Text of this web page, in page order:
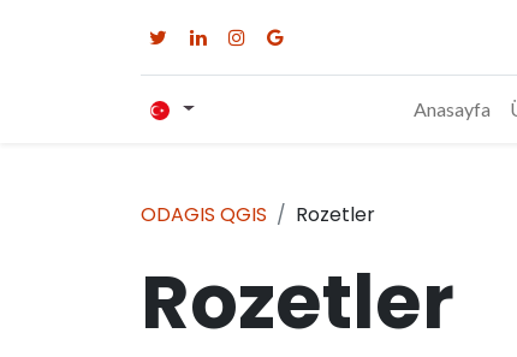
Anasayfa
ODAGIS QGIS Rozetler
Rozetler